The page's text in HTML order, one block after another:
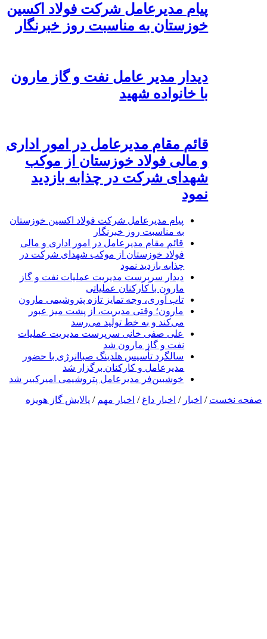
پیام مدیرعامل شرکت فولاد اکسین
خوزستان به مناسبت روز خبرنگار
دیدار مدیر عامل نفت و گاز مارون
با خانواده شهید
قائم مقام مدیرعامل در امور اداری
و مالی فولاد خوزستان از موکب
شهدای شرکت در چذابه بازدید
نمود
پیام مدیرعامل شرکت فولاد اکسین خوزستان
به مناسبت روز خبرنگار
قائم مقام مدیرعامل در امور اداری و مالی
فولاد خوزستان از موکب شهدای شرکت در
چذابه بازدید نمود
دیدار سرپرست مدیریت عملیات نفت و گاز
مارون با کارکنان عملیاتی
تاب آوری، وجه تمایز تازه پتروشیمی مارون
مارون؛ وقتی مدیریت، از پشت میز عبور
می‌کند و به خط تولید می‌رسد
علی صفی خانی سرپرست مدیریت عملیات
نفت و گاز مارون شد
سالگرد تأسیس هلدینگ صباانرژی با حضور
مدیرعامل و کارکنان برگزار شد
خوشبین‌فر مدیرعامل پتروشیمی امیرکبیر شد
صفحه نخست / اخبار / اخبار داغ / اخیار مهم / پالایش گاز هویزه